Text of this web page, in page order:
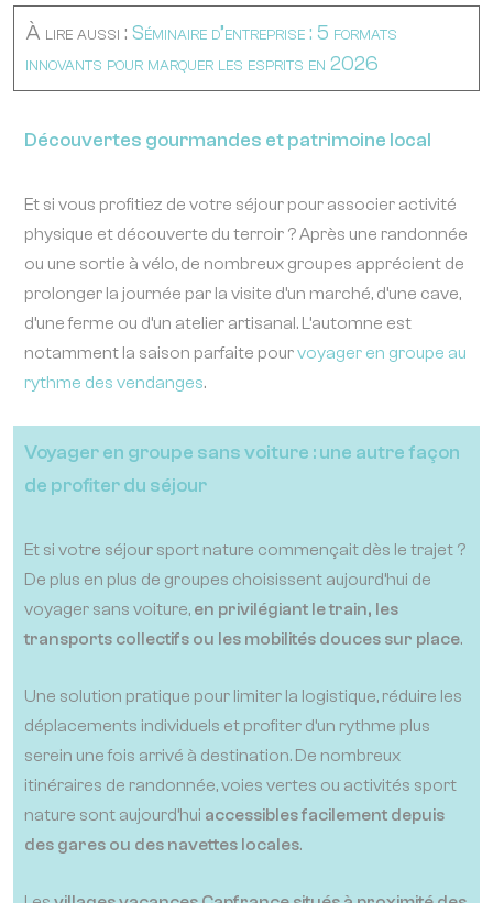
À lire aussi :Séminaire d’entreprise : 5 formats
innovants pour marquer les esprits en 2026
Découvertes gourmandes et patrimoine local
Et si vous profitiez de votre séjour pour associer activité
physique et découverte du terroir ? Après une randonnée
ou une sortie à vélo, de nombreux groupes apprécient de
prolonger la journée par la visite d’un marché, d’une cave,
d’une ferme ou d’un atelier artisanal. L’automne est
notamment la saison parfaite pourvoyager en groupe au
rythme des vendanges.
Voyager en groupe sans voiture : une autre façon
de profiter du séjour
Et si votre séjour sport nature commençait dès le trajet ?
De plus en plus de groupes choisissent aujourd’hui de
voyager sans voiture, en privilégiant le train, les
transports collectifs ou les mobilités douces sur place.
Une solution pratique pour limiter la logistique, réduire les
déplacements individuels et profiter d’un rythme plus
serein une fois arrivé à destination. De nombreux
itinéraires de randonnée, voies vertes ou activités sport
nature sont aujourd’hui accessibles facilement depuis
des gares ou des navettes locales.